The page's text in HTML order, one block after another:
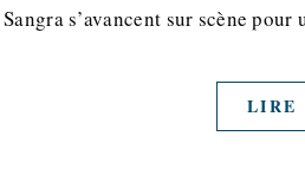
s’avancent sur scène
LIRE